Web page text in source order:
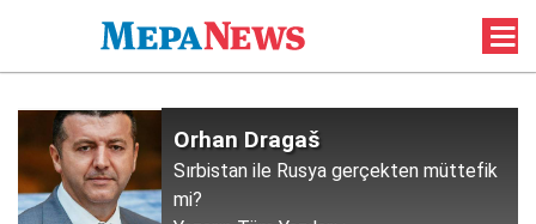
Orhan Dragaš
Sırbistan ile Rusya gerçekten müttefik
mi?